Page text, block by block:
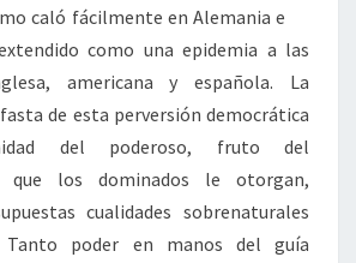
caló fácilmente en Alemania e
como una epidemia a las
americana y española. La
de esta perversión democrática
del poderoso, fruto del
que los dominados le otorgan,
cualidades sobrenaturales
Tanto poder en manos del guía